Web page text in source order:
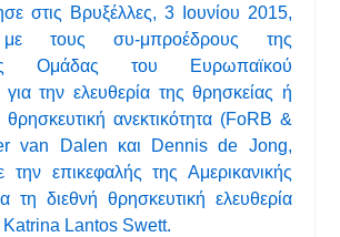
στις Βρυξέλλες, 3 Ιουνίου 2015,
με τους συ-μπροέδρους της
Ομάδας του Ευρωπαϊκού
για την ελευθερία της θρησκείας ή
θρησκευτική ανεκτικότητα (FoRB &
van Dalen και Dennis de Jong,
επικεφαλής της Αμερικανικής
τη διεθνή θρησκευτική ελευθερία
Lantos Swett.